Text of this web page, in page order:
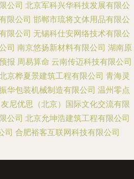
公司 北京军科兴华科技发展有限公
限公司 邯郸市琉将文体用品有限公
限公司 无锡科仕安网络技术有限公
司 南京悠扬新材料有限公司 湖南原
报 周易算命 云南传迈科技有限公司
京桦夏景建筑工程有限公司 青海灵
华包装机械制造有限公司 温州零点
友尼优思（北京）国际文化交流有限
公司 北京允坤浩建筑工程有限公司
司 合肥裕客互联网科技有限公司